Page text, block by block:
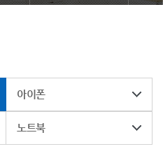
아이폰
노트북